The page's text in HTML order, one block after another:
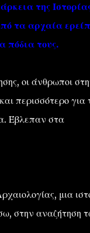
της
τα αρχαία
πόδια τους.
οι άνθρωποι
περισσότερο για
Έβλεπαν στα
μια
στην αναζήτηση